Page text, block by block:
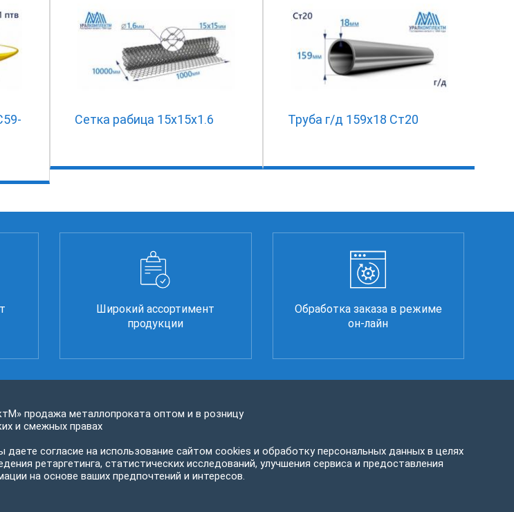
Сетка рабица 15х15х1.6 Труба г/д 159х18 Ст20
Широкий ассортимент
продукции
Обработка заказа в режиме
он-лайн
продажа металлопроката оптом и в розницу
и смежных правах
согласие на использование сайтом cookies и обработку персональных данных в целях
ретаргетинга, статистических исследований, улучшения сервиса и предоставления
на основе ваших предпочтений и интересов.